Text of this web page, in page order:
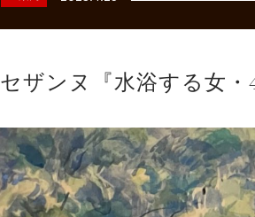
ご案内
ご案内 2026.2.17 砂澤ビッキ展 －砂澤
ご案内 2023.2.25 ギャラリーシーズ「
セザンヌ『水浴する女・